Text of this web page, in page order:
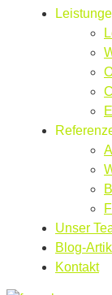
Unser
Blog-
Kontakt